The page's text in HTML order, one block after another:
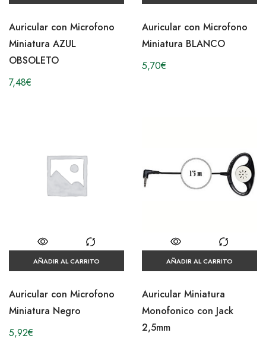
Auricular con Microfono
Miniatura AZUL
OBSOLETO
7,48€
Auricular con Microfono
Miniatura BLANCO
5,70€
AÑADIR AL CARRITO
Auricular con Microfono
Miniatura Negro
5,92€
AÑADIR AL CARRITO
Auricular Miniatura
Monofonico con Jack
2,5mm